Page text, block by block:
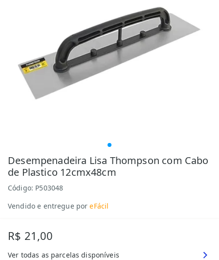
Desempenadeira Lisa Thompson com Cabo
de Plastico 12cmx48cm
Código: P503048
Vendido e entregue por eFácil
R$ 21,00
Ver todas as parcelas disponíveis